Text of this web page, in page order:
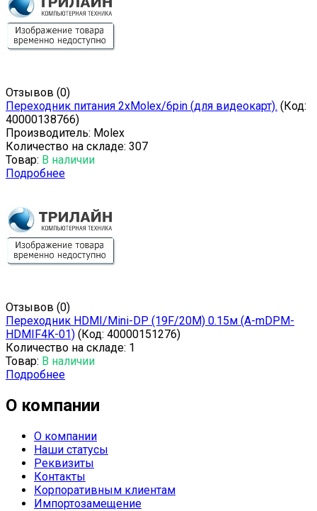
Отзывов (0)
Переходник питания 2xMolex/6pin (для видеокарт). (Код:
40000138766)
Производитель: Molex
Количество на складе: 307
Товар: В наличии
Подробнее
Отзывов (0)
Переходник HDMI/Mini-DP (19F/20M) 0.15м (A-mDPM-
HDMIF4K-01) (Код: 40000151276)
Количество на складе: 1
Товар: В наличии
Подробнее
О компании
О компании
Наши статусы
Реквизиты
Контакты
Корпоративным клиентам
Импортозамещение